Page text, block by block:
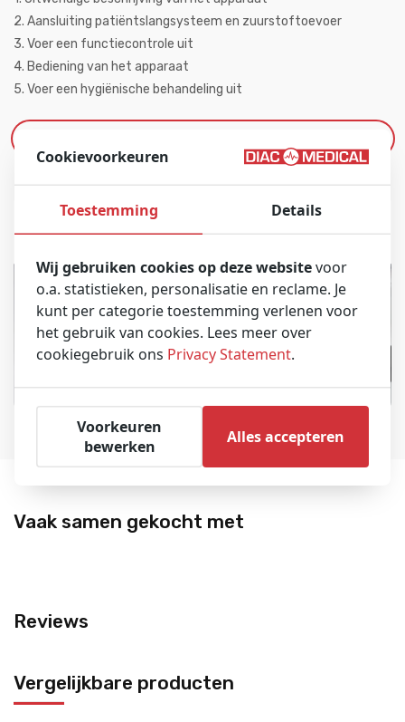
2. Aansluiting patiëntslangsysteem en zuurstoftoevoer
3. Voer een functiecontrole uit
4. Bediening van het apparaat
5. Voer een hygiënische behandeling uit
Short Introduction MEDUMAT Transport | WEINMANN
Vaak samen gekocht met
Reviews
Vergelijkbare producten
Cookievoorkeuren
Toestemming Details
Wij gebruiken cookies op deze websitevoor
o.a. statistieken, personalisatie en reclame. Je
kunt per categorie toestemming verlenen voor
het gebruik van cookies. Lees meer over
cookiegebruik ons Privacy Statement.
Voorkeuren
bewerken
Alles accepteren